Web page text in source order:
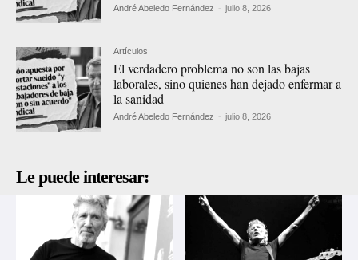
André Abeledo Fernández - julio 8, 2026
Artículos
El verdadero problema no son las bajas
laborales, sino quienes han dejado enfermar a
la sanidad
André Abeledo Fernández - julio 8, 2026
Le puede interesar: